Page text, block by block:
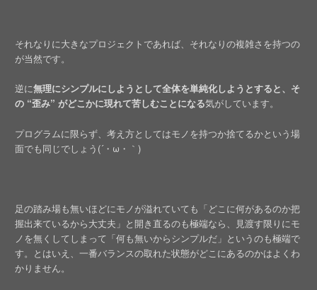
それなりに大きなプロジェクトであれば、それなりの複雑さを持つの
が当然です。
逆に無理にシンプルにしようとして全体を単純化しようとすると、そ
の “歪み” がどこかに現れて苦しむことになる気がしています。
プログラムに限らず、考え方としてはモノを持つか捨てるかという場
面でも同じでしょう(´・ω・｀)
足の踏み場も無いほどにモノが溢れていても「どこに何があるのか把
握出来ているから大丈夫」と開き直るのも極端なら、見渡す限りにモ
ノを無くしてしまって「何も無いからシンプルだ」というのも極端で
す。とはいえ、一番バランスの取れた状態がどこにあるのかはよくわ
かりません。